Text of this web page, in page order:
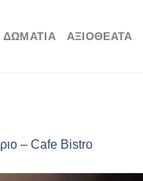
ΔΩΜΆΤΙΑ ΑΞΙΟΘΈΑΤΑ
– Cafe Bistro